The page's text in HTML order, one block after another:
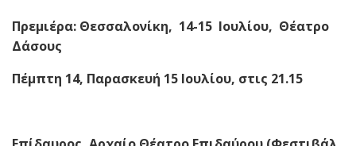
Πρεμιέρα: Θεσσαλονίκη, 14-15 Ioυλίου, Θέατρο
Δάσους
Πέμπτη 14, Παρασκευή 15 Ιουλίου, στις 21.15